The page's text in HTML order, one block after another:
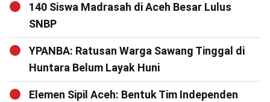
140 Siswa Madrasah di Aceh Besar Lulus
SNBP
YPANBA: Ratusan Warga Sawang Tinggal di
Huntara Belum Layak Huni
Elemen Sipil Aceh: Bentuk Tim Independen